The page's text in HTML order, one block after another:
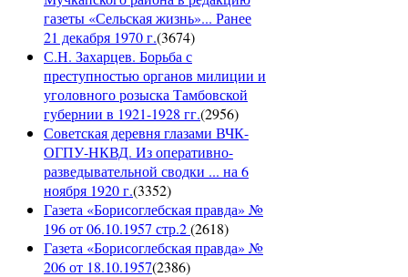
газеты «Сельская жизнь»... Ранее
21 декабря 1970 г.(3674)
С.Н. Захарцев. Борьба с
преступностью органов милиции и
уголовного розыска Тамбовской
губернии в 1921-1928 гг.(2956)
Советская деревня глазами ВЧК-
ОГПУ-НКВД. Из оперативно-
разведывательной сводки ... на 6
ноября 1920 г.(3352)
Газета «Борисоглебская правда» №
196 от 06.10.1957 стр.2(2618)
Газета «Борисоглебская правда» №
206 от 18.10.1957(2386)